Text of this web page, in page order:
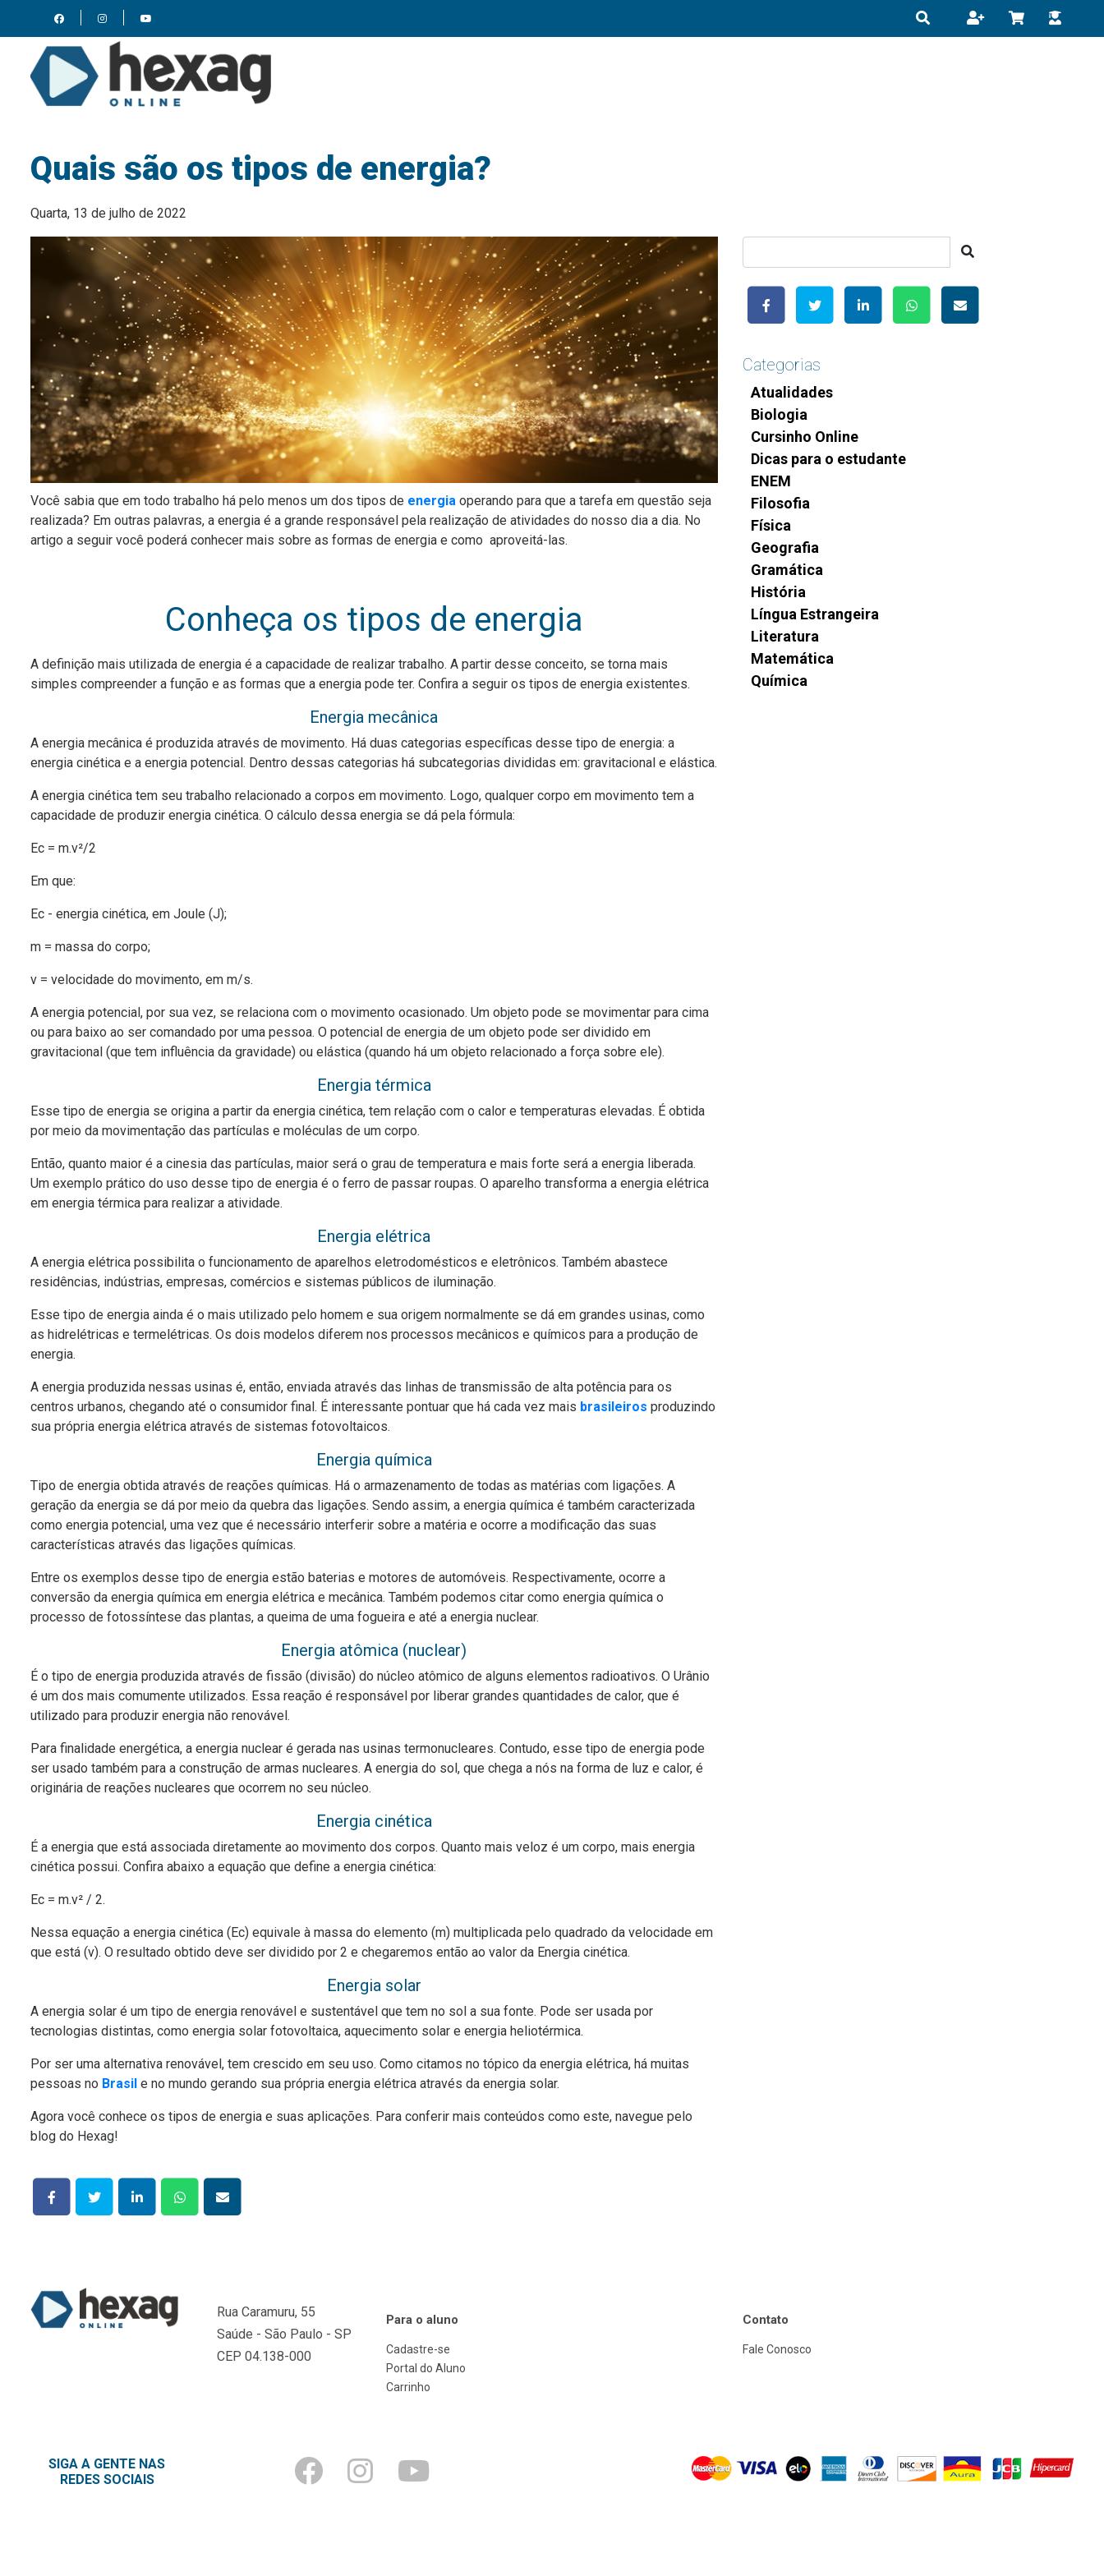
Quais são os tipos de energia?
Quarta, 13 de julho de 2022
Você sabia que em todo trabalho há pelo menos um dos tipos de energia operando para que a tarefa em questão seja
realizada? Em outras palavras, a energia é a grande responsável pela realização de atividades do nosso dia a dia. No
artigo a seguir você poderá conhecer mais sobre as formas de energia e como aproveitá-las.
Conheça os tipos de energia
A definição mais utilizada de energia é a capacidade de realizar trabalho. A partir desse conceito, se torna mais
simples compreender a função e as formas que a energia pode ter. Confira a seguir os tipos de energia existentes.
Energia mecânica
A energia mecânica é produzida através de movimento. Há duas categorias específicas desse tipo de energia: a
energia cinética e a energia potencial. Dentro dessas categorias há subcategorias divididas em: gravitacional e elástica.
A energia cinética tem seu trabalho relacionado a corpos em movimento. Logo, qualquer corpo em movimento tem a
capacidade de produzir energia cinética. O cálculo dessa energia se dá pela fórmula:
Ec = m.v²/2
Em que:
Ec - energia cinética, em Joule (J);
m = massa do corpo;
v = velocidade do movimento, em m/s.
A energia potencial, por sua vez, se relaciona com o movimento ocasionado. Um objeto pode se movimentar para cima
ou para baixo ao ser comandado por uma pessoa. O potencial de energia de um objeto pode ser dividido em
gravitacional (que tem influência da gravidade) ou elástica (quando há um objeto relacionado a força sobre ele).
Energia térmica
Esse tipo de energia se origina a partir da energia cinética, tem relação com o calor e temperaturas elevadas. É obtida
por meio da movimentação das partículas e moléculas de um corpo.
Então, quanto maior é a cinesia das partículas, maior será o grau de temperatura e mais forte será a energia liberada.
Um exemplo prático do uso desse tipo de energia é o ferro de passar roupas. O aparelho transforma a energia elétrica
em energia térmica para realizar a atividade.
Energia elétrica
A energia elétrica possibilita o funcionamento de aparelhos eletrodomésticos e eletrônicos. Também abastece
residências, indústrias, empresas, comércios e sistemas públicos de iluminação.
Esse tipo de energia ainda é o mais utilizado pelo homem e sua origem normalmente se dá em grandes usinas, como
as hidrelétricas e termelétricas. Os dois modelos diferem nos processos mecânicos e químicos para a produção de
energia.
A energia produzida nessas usinas é, então, enviada através das linhas de transmissão de alta potência para os
centros urbanos, chegando até o consumidor final. É interessante pontuar que há cada vez mais brasileiros produzindo
sua própria energia elétrica através de sistemas fotovoltaicos.
Energia química
Tipo de energia obtida através de reações químicas. Há o armazenamento de todas as matérias com ligações. A
geração da energia se dá por meio da quebra das ligações. Sendo assim, a energia química é também caracterizada
como energia potencial, uma vez que é necessário interferir sobre a matéria e ocorre a modificação das suas
características através das ligações químicas.
Entre os exemplos desse tipo de energia estão baterias e motores de automóveis. Respectivamente, ocorre a
conversão da energia química em energia elétrica e mecânica. Também podemos citar como energia química o
processo de fotossíntese das plantas, a queima de uma fogueira e até a energia nuclear.
Energia atômica (nuclear)
É o tipo de energia produzida através de fissão (divisão) do núcleo atômico de alguns elementos radioativos. O Urânio
é um dos mais comumente utilizados. Essa reação é responsável por liberar grandes quantidades de calor, que é
utilizado para produzir energia não renovável.
Para finalidade energética, a energia nuclear é gerada nas usinas termonucleares. Contudo, esse tipo de energia pode
ser usado também para a construção de armas nucleares. A energia do sol, que chega a nós na forma de luz e calor, é
originária de reações nucleares que ocorrem no seu núcleo.
Energia cinética
É a energia que está associada diretamente ao movimento dos corpos. Quanto mais veloz é um corpo, mais energia
cinética possui. Confira abaixo a equação que define a energia cinética:
Ec = m.v² / 2.
Nessa equação a energia cinética (Ec) equivale à massa do elemento (m) multiplicada pelo quadrado da velocidade em
que está (v). O resultado obtido deve ser dividido por 2 e chegaremos então ao valor da Energia cinética.
Energia solar
A energia solar é um tipo de energia renovável e sustentável que tem no sol a sua fonte. Pode ser usada por
tecnologias distintas, como energia solar fotovoltaica, aquecimento solar e energia heliotérmica.
Por ser uma alternativa renovável, tem crescido em seu uso. Como citamos no tópico da energia elétrica, há muitas
pessoas no Brasil e no mundo gerando sua própria energia elétrica através da energia solar.
Agora você conhece os tipos de energia e suas aplicações. Para conferir mais conteúdos como este, navegue pelo
blog do Hexag!
Categorias
Atualidades
Biologia
Cursinho Online
Dicas para o estudante
ENEM
Filosofia
Física
Geografia
Gramática
História
Língua Estrangeira
Literatura
Matemática
Química
Rua Caramuru, 55
Saúde - São Paulo - SP
CEP 04.138-000
Para o aluno
Cadastre-se
Portal do Aluno
Carrinho
Contato
Fale Conosco
SIGA A GENTE NAS
REDES SOCIAIS